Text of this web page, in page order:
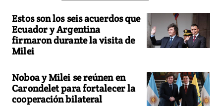
Estos son los seis acuerdos que
Ecuador y Argentina
firmaron durante la visita de
Milei
Noboa y Milei se reúnen en
Carondelet para fortalecer la
cooperación bilateral